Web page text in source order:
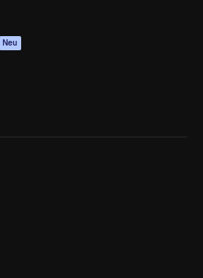
Neu